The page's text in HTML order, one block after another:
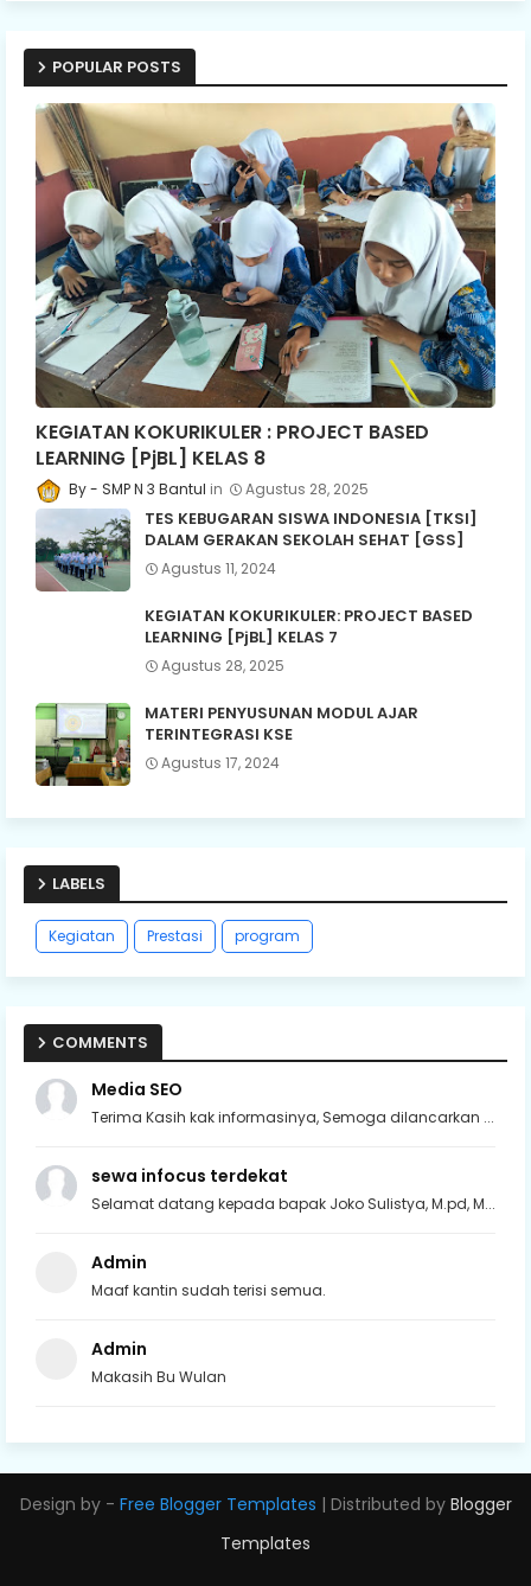
POPULAR POSTS
KEGIATAN KOKURIKULER : PROJECT BASED
LEARNING [PjBL] KELAS 8
SMP N 3 Bantul Agustus 28, 2025
TES KEBUGARAN SISWA INDONESIA [TKSI]
DALAM GERAKAN SEKOLAH SEHAT [GSS]
Agustus 11, 2024
KEGIATAN KOKURIKULER: PROJECT BASED
LEARNING [PjBL] KELAS 7
Agustus 28, 2025
MATERI PENYUSUNAN MODUL AJAR
TERINTEGRASI KSE
Agustus 17, 2024
LABELS
Kegiatan Prestasi program
COMMENTS
Media SEO
Terima Kasih kak informasinya, Semoga dilancarkan ...
sewa infocus terdekat
Selamat datang kepada bapak Joko Sulistya, M.pd, M...
Admin
Maaf kantin sudah terisi semua.
Admin
Makasih Bu Wulan
Design by - Free Blogger Templates | Distributed by Blogger
Templates